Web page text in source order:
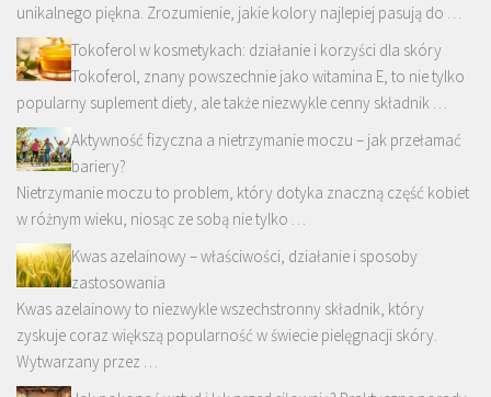
unikalnego piękna. Zrozumienie, jakie kolory najlepiej pasują do …
Tokoferol w kosmetykach: działanie i korzyści dla skóry
Tokoferol, znany powszechnie jako witamina E, to nie tylko
popularny suplement diety, ale także niezwykle cenny składnik …
Aktywność fizyczna a nietrzymanie moczu – jak przełamać
bariery?
Nietrzymanie moczu to problem, który dotyka znaczną część kobiet
w różnym wieku, niosąc ze sobą nie tylko …
Kwas azelainowy – właściwości, działanie i sposoby
zastosowania
Kwas azelainowy to niezwykle wszechstronny składnik, który
zyskuje coraz większą popularność w świecie pielęgnacji skóry.
Wytwarzany przez …